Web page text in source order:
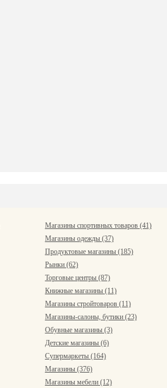
Магазины спортивных товаров (41)
Магазины одежды (37)
Продуктовые магазины (185)
Рынки (62)
Торговые центры (87)
Книжные магазины (11)
Магазины стройтоваров (11)
Магазины-салоны, бутики (23)
Обувные магазины (3)
Детские магазины (6)
Супермаркеты (164)
Магазины (376)
Магазины мебели (12)